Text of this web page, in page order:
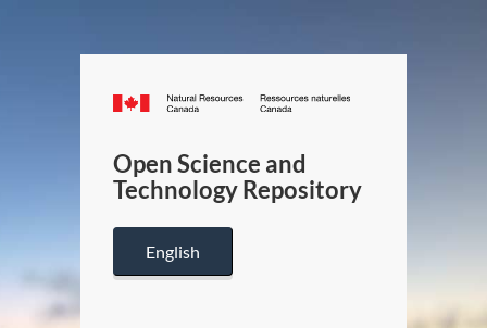
Canada.ca
/
Canada
Open Science and
Technology Repository
English